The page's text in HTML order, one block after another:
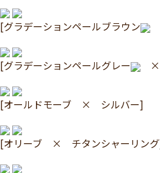
[グラデーションペールブラウン
[グラデーションペールグレー ×
[オールドモーブ × シルバー]
[オリーブ × チタンシャーリン